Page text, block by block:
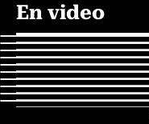
En video